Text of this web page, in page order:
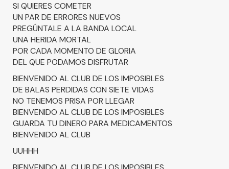
SI QUIERES COMETER
UN PAR DE ERRORES NUEVOS
PREGÚNTALE A LA BANDA LOCAL
UNA HERIDA MORTAL
POR CADA MOMENTO DE GLORIA
DEL QUE PODAMOS DISFRUTAR
BIENVENIDO AL CLUB DE LOS IMPOSIBLES
DE BALAS PERDIDAS CON SIETE VIDAS
NO TENEMOS PRISA POR LLEGAR
BIENVENIDO AL CLUB DE LOS IMPOSIBLES
GUARDA TU DINERO PARA MEDICAMENTOS
BIENVENIDO AL CLUB
UUHHH